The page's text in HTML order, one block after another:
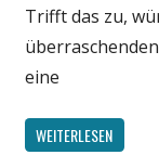
Trifft das zu,
eine
WEITERLESEN